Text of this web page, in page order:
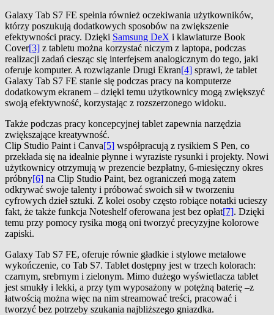
Galaxy Tab S7 FE spełnia również oczekiwania użytkowników,
którzy poszukują dodatkowych sposobów na zwiększenie
efektywności pracy. Dzięki Samsung DeX i klawiaturze Book
Cover[3] z tabletu można korzystać niczym z laptopa, podczas
realizacji zadań ciesząc się interfejsem analogicznym do tego, jaki
oferuje komputer. A rozwiązanie Drugi Ekran[4] sprawi, że tablet
Galaxy Tab S7 FE stanie się podczas pracy na komputerze
dodatkowym ekranem – dzięki temu użytkownicy mogą zwiększyć
swoją efektywność, korzystając z rozszerzonego widoku.
Także podczas pracy koncepcyjnej tablet zapewnia narzędzia
zwiększające kreatywność.
Clip Studio Paint i Canva[5] współpracują z rysikiem S Pen, co
przekłada się na idealnie płynne i wyraziste rysunki i projekty. Nowi
użytkownicy otrzymują w prezencie bezpłatny, 6-miesięczny okres
próbny[6] na Clip Studio Paint, bez ograniczeń mogą zatem
odkrywać swoje talenty i próbować swoich sił w tworzeniu
cyfrowych dzieł sztuki. Z kolei osoby często robiące notatki ucieszy
fakt, że także funkcja Noteshelf oferowana jest bez opłat[7]. Dzięki
temu przy pomocy rysika mogą oni tworzyć precyzyjne kolorowe
zapiski.
Galaxy Tab S7 FE, oferuje równie gładkie i stylowe metalowe
wykończenie, co Tab S7. Tablet dostępny jest w trzech kolorach:
czarnym, srebrnym i zielonym. Mimo dużego wyświetlacza tablet
jest smukły i lekki, a przy tym wyposażony w potężną baterię –z
łatwością można więc na nim streamować treści, pracować i
tworzyć bez potrzeby szukania najbliższego gniazdka.